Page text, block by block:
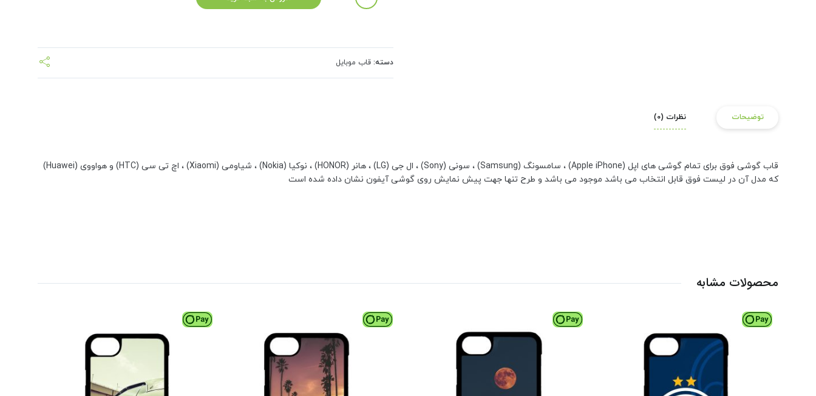
دسته:قاب موبایل
توضیحات نظرات (0)
قاب گوشی فوق برای تمام گوشی های اپل (Apple iPhone) ، سامسونگ (Samsung) ، سونی (Sony) ، ال جی (LG) ، هانر (HONOR) ، نوکیا (Nokia) ، شیاومی (Xiaomi) ، اچ تی سی (HTC) و هواووی (Huawei)
که مدل آن در لیست فوق قابل انتخاب می باشد موجود می باشد و طرح تنها جهت پیش نمایش روی گوشی آیفون نشان داده شده است
محصولات مشابه